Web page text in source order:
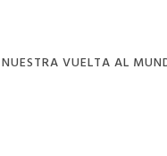
NUESTRA VUELTA AL